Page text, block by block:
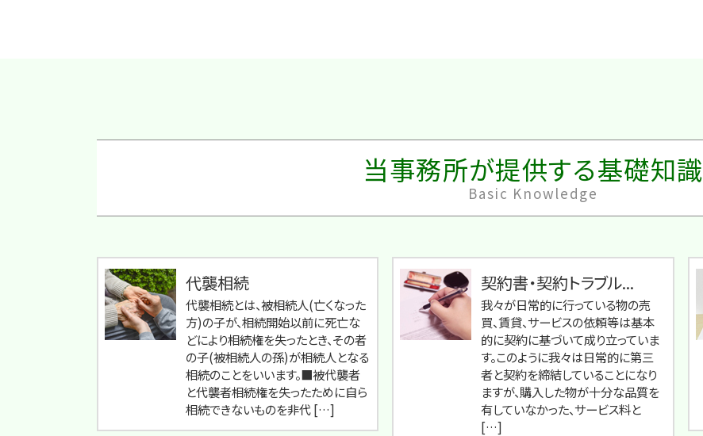
当事務所が提供する基礎知識
Basic Knowledge
代襲相続
代襲相続とは、被相続人(亡くなった
方)の子が、相続開始以前に死亡な
どにより相続権を失ったとき、その者
の子(被相続人の孫)が相続人となる
相続のことをいいます。■被代襲者
と代襲者相続権を失ったために自ら
相続できないものを非代 […]
契約書・契約トラブル...
我々が日常的に行っている物の売
買、賃貸、サービスの依頼等は基本
的に契約に基づいて成り立っていま
す。このように我々は日常的に第三
者と契約を締結していることになり
ますが、購入した物が十分な品質を
有していなかった、サービス料と
[…]